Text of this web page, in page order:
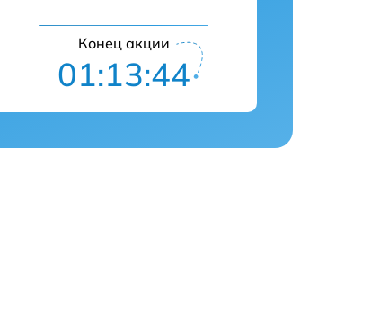
Конец акции
01:13:43